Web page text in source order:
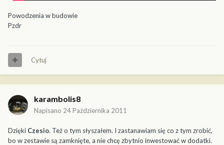
Powodzenia w budowie
Pzdr
Cytuj
karambolis8
Napisano 24 Października 2011
Dzięki Czesio. Też o tym słyszałem. I zastanawiam się co z tym zrobić,
bo w zestawie są zamknięte, a nie chcę zbytnio inwestować w dodatki.